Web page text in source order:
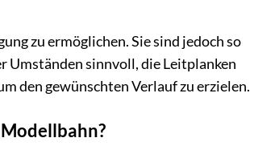
zu ermöglichen. Sie sind jedoch so
Umständen sinnvoll, die Leitplanken
den gewünschten Verlauf zu erzielen.